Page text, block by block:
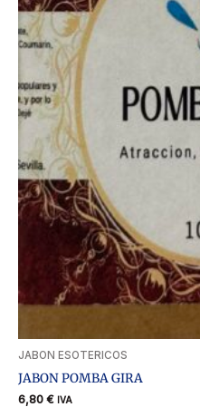
JABON ESOTERICOS
JABON POMBA GIRA
6,80 € IVA